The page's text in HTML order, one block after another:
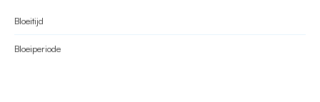
Bloeitijd
Bloeiperiode